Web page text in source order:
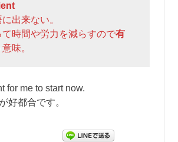
出来ない。
て時間や労力を減らすので有
味。
for me to start now.
好都合です。